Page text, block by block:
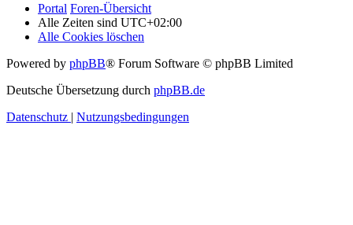
Portal Foren-Übersicht
Alle Zeiten sind UTC+02:00
Alle Cookies löschen
Powered by phpBB® Forum Software © phpBB Limited
Deutsche Übersetzung durch phpBB.de
Datenschutz | Nutzungsbedingungen